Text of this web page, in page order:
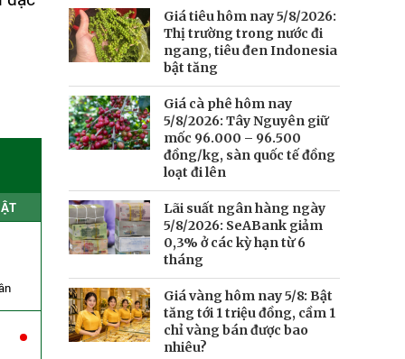
Giá tiêu hôm nay 5/8/2026:
Thị trường trong nước đi
ngang, tiêu đen Indonesia
bật tăng
Giá cà phê hôm nay
5/8/2026: Tây Nguyên giữ
mốc 96.000 – 96.500
đồng/kg, sàn quốc tế đồng
loạt đi lên
Lãi suất ngân hàng ngày
5/8/2026: SeABank giảm
0,3% ở các kỳ hạn từ 6
tháng
Giá vàng hôm nay 5/8: Bật
tăng tới 1 triệu đồng, cầm 1
chỉ vàng bán được bao
nhiêu?